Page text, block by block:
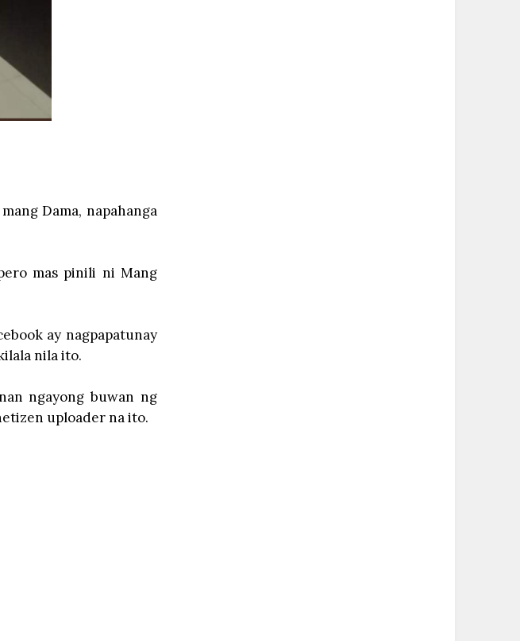
Dama, napahanga
mas pinili ni Mang
ay nagpapatunay
nila ito.
ngayong buwan ng
uploader na ito.